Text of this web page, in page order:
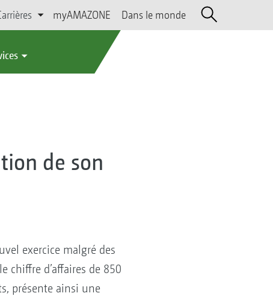
myAMAZONE Dans le monde
de son
exercice malgré des
chiffre d’affaires de 850
présente ainsi une